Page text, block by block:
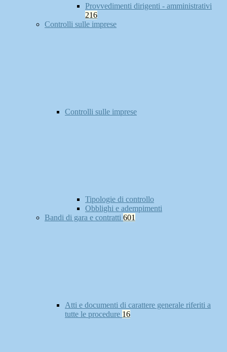
Provvedimenti dirigenti - amministrativi
216
Controlli sulle imprese
Controlli sulle imprese
Tipologie di controllo
Obblighi e adempimenti
Bandi di gara e contratti 601
Atti e documenti di carattere generale riferiti a
tutte le procedure 16